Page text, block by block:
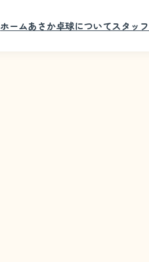
ホームあさか卓球についてスタッフ